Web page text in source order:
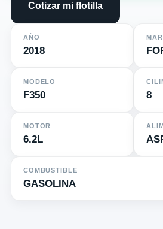
Cotizar mi flotilla
AÑO
2018
MODELO
F350 8
MOTOR
6.2L
COMBUSTIBLE
GASOLINA